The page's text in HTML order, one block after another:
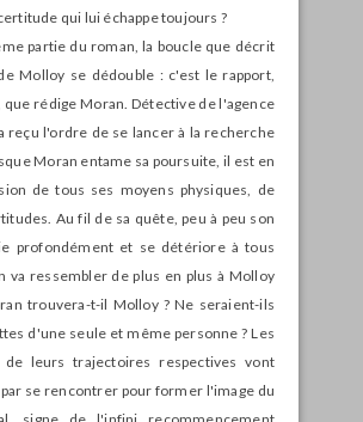
qui lui échappe toujours ?
partie du roman, la boucle que décrit
Molloy se dédouble : c'est le rapport,
que rédige Moran. Détective de l'agence
reçu l'ordre de se lancer à la recherche
Moran entame sa poursuite, il est en
de tous ses moyens physiques, de
Au fil de sa quête, peu à peu son
profondément et se détériore à tous
va ressembler de plus en plus à Molloy
trouvera-t-il Molloy ? Ne seraient-ils
d'une seule et même personne ? Les
de leurs trajectoires respectives vont
se rencontrer pour former l'image du